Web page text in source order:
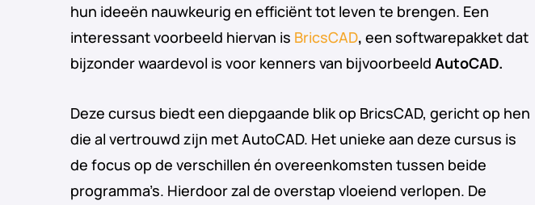
hun ideeën nauwkeurig en efficiënt tot leven te brengen. Een
interessant voorbeeld hiervan is BricsCAD, een softwarepakket dat
bijzonder waardevol is voor kenners van bijvoorbeeld AutoCAD.
Deze cursus biedt een diepgaande blik op BricsCAD, gericht op hen
die al vertrouwd zijn met AutoCAD. Het unieke aan deze cursus is
de focus op de verschillen én overeenkomsten tussen beide
programma’s. Hierdoor zal de overstap vloeiend verlopen. De